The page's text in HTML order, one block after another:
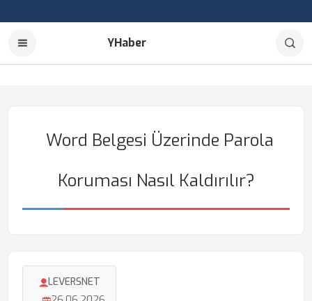
YHaber
Word Belgesi Üzerinde Parola
Koruması Nasıl Kaldırılır?
LEVERSNET